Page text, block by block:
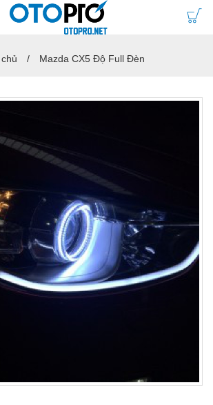
Mazda CX5 Độ Full Đèn